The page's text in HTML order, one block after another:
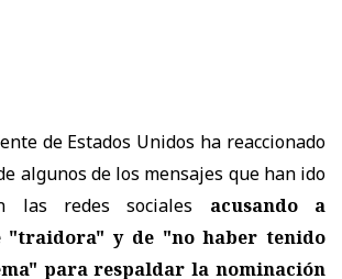
de Estados Unidos ha reaccionado
algunos de los mensajes que han ido
las redes sociales acusando a
"traidora" y de "no haber tenido
para respaldar la nominación